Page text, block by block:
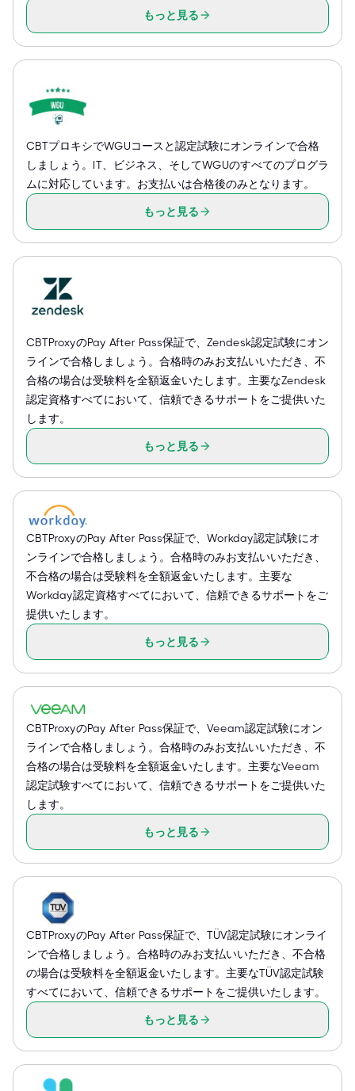
もっと見る
CBTプロキシでWGUコースと認定試験にオンラインで合格
しましょう。IT、ビジネス、そしてWGUのすべてのプログラ
ムに対応しています。お支払いは合格後のみとなります。
もっと見る
CBTProxyのPay After Pass保証で、Zendesk認定試験にオン
ラインで合格しましょう。合格時のみお支払いいただき、不
合格の場合は受験料を全額返金いたします。主要なZendesk
認定資格すべてにおいて、信頼できるサポートをご提供いた
します。
もっと見る
CBTProxyのPay After Pass保証で、Workday認定試験にオ
ンラインで合格しましょう。合格時のみお支払いいただき、
不合格の場合は受験料を全額返金いたします。主要な
Workday認定資格すべてにおいて、信頼できるサポートをご
提供いたします。
もっと見る
CBTProxyのPay After Pass保証で、Veeam認定試験にオン
ラインで合格しましょう。合格時のみお支払いいただき、不
合格の場合は受験料を全額返金いたします。主要なVeeam
認定試験すべてにおいて、信頼できるサポートをご提供いた
します。
もっと見る
CBTProxyのPay After Pass保証で、TÜV認定試験にオンライ
ンで合格しましょう。合格時のみお支払いいただき、不合格
の場合は受験料を全額返金いたします。主要なTÜV認定試験
すべてにおいて、信頼できるサポートをご提供いたします。
もっと見る